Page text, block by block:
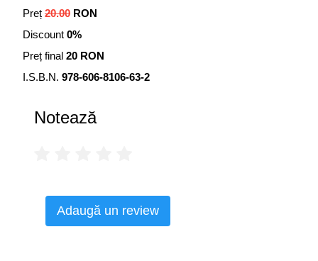
Preț 20.00 RON
Discount 0%
Preț final 20 RON
I.S.B.N. 978-606-8106-63-2
Notează
Adaugă un review